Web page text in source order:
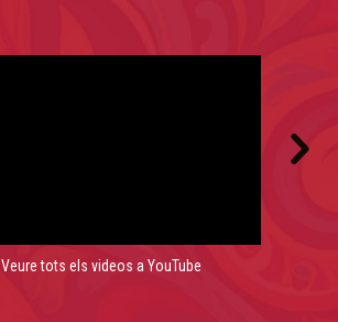
Veure tots els videos a YouTube